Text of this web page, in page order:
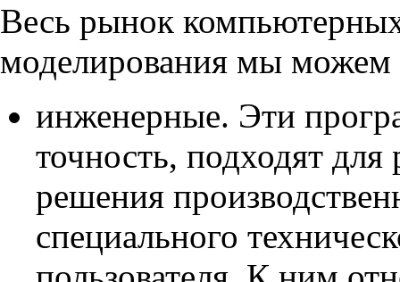
Весь рынок
моделирования мы можем
инженерные. Эти
точность, подходят
решения
специального